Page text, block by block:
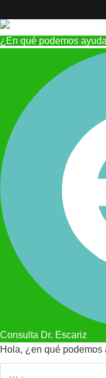
¿En qué podemos
Consulta Dr. Escariz
Hola, ¿en qué podemos